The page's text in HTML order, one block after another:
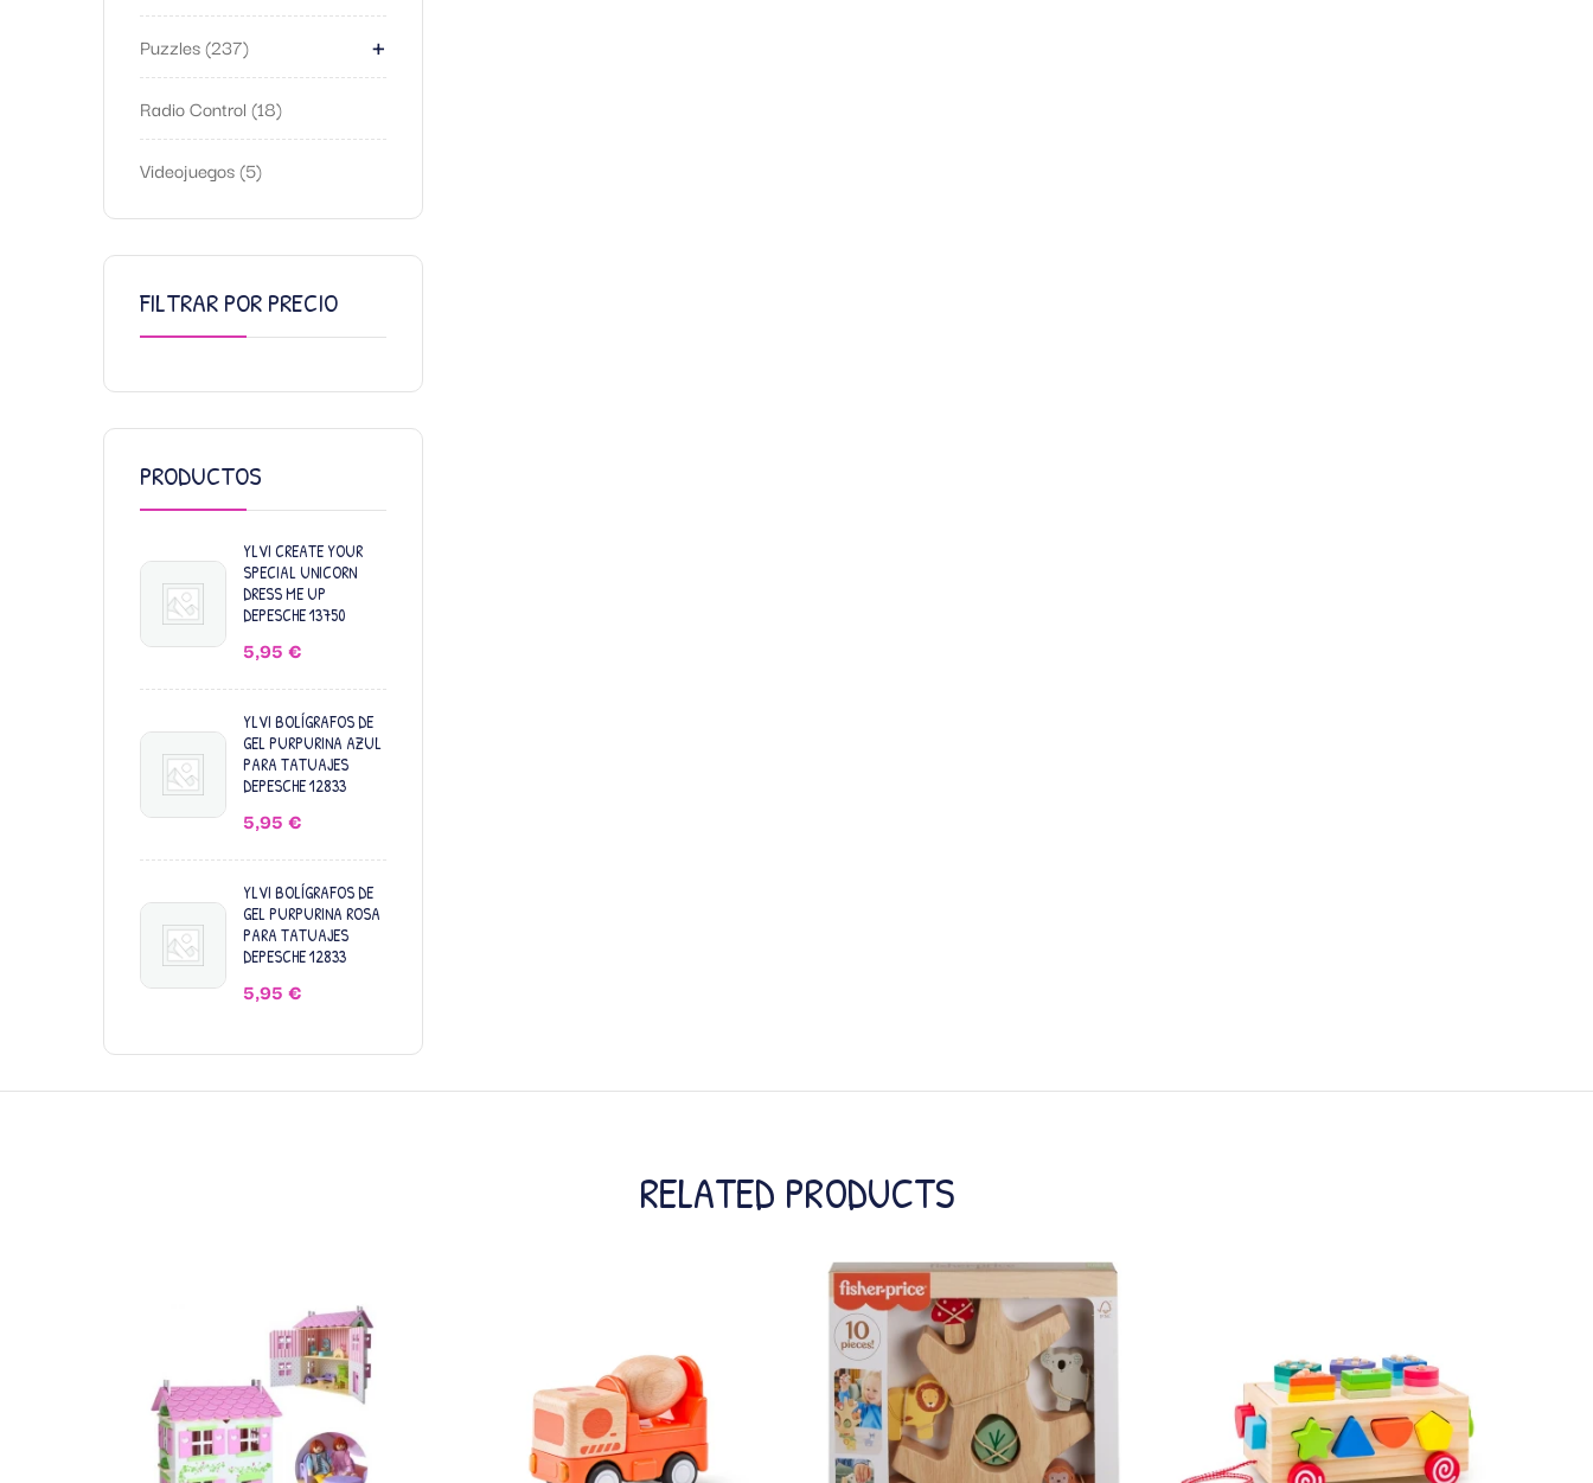
Puzzles 237 +
Radio Control 18
Videojuegos 5
FILTRAR POR PRECIO
PRODUCTOS
YLVI CREATE YOUR
SPECIAL UNICORN
DRESS ME UP
DEPESCHE 13750
5,95 €
YLVI BOLÍGRAFOS DE
GEL PURPURINA AZUL
PARA TATUAJES
DEPESCHE 12833
5,95 €
YLVI BOLÍGRAFOS DE
GEL PURPURINA ROSA
PARA TATUAJES
DEPESCHE 12833
5,95 €
RELATED PRODUCTS